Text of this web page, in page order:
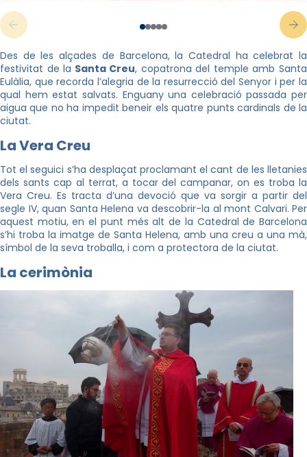
Des de les alçades de Barcelona, la Catedral ha celebrat la
festivitat de la Santa Creu, copatrona del temple amb Santa
Eulàlia, que recorda l’alegria de la resurrecció del Senyor i per la
qual hem estat salvats. Enguany una celebració passada per
aigua que no ha impedit beneir els quatre punts cardinals de la
ciutat.
La Vera Creu
Tot el seguici s’ha desplaçat proclamant el cant de les lletanies
dels sants cap al terrat, a tocar del campanar, on es troba la
Vera Creu. Es tracta d’una devoció que va sorgir a partir del
segle IV, quan Santa Helena va descobrir-la al mont Calvari. Per
aquest motiu, en el punt més alt de la Catedral de Barcelona
s’hi troba la imatge de Santa Helena, amb una creu a una mà,
símbol de la seva troballa, i com a protectora de la ciutat.
La cerimònia